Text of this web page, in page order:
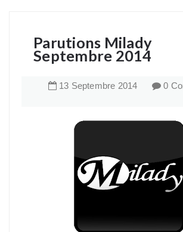
Parutions Milady
Septembre 2014
13 Septembre 2014 0